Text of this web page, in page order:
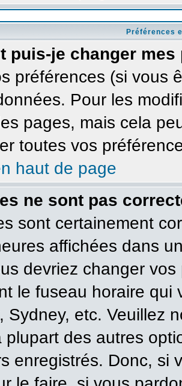
Préférences
puis-je changer
préférences (si vous
Pour les
pages, mais cela
toutes vos
haut de page
ne sont pas
sont certainement
affichées dans
devriez changer
le fuseau horaire
Sydney, etc. Veuillez
plupart des autres
enregistrés. Donc, si